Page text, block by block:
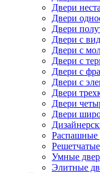
Двери
Двери
Двери
Двери с
Двери с
Двери с
Двери с
Двери с
Двери
Двери
Двери
Распашные
Умные
Элитные